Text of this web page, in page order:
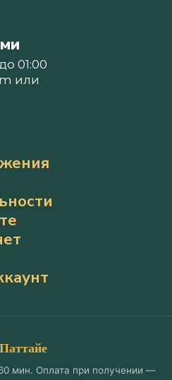
01:00
или
мин. Оплата при получении —